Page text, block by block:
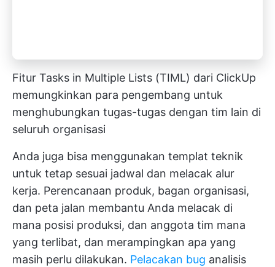
Fitur Tasks in Multiple Lists (TIML) dari ClickUp
memungkinkan para pengembang untuk
menghubungkan tugas-tugas dengan tim lain di
seluruh organisasi
Anda juga bisa menggunakan templat teknik
untuk tetap sesuai jadwal dan melacak alur
kerja. Perencanaan produk, bagan organisasi,
dan peta jalan membantu Anda melacak di
mana posisi produksi, dan anggota tim mana
yang terlibat, dan merampingkan apa yang
masih perlu dilakukan. Pelacakan bug analisis